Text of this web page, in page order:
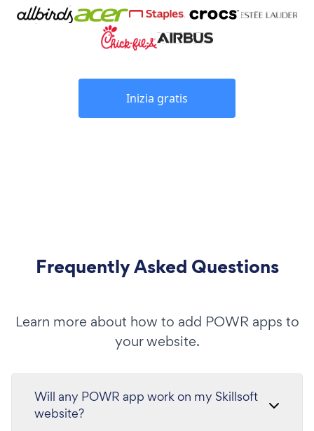
Inizia gratis
Frequently Asked Questions
Learn more about how to add POWR apps to
your website.
Will any POWR app work on my Skillsoft
website?